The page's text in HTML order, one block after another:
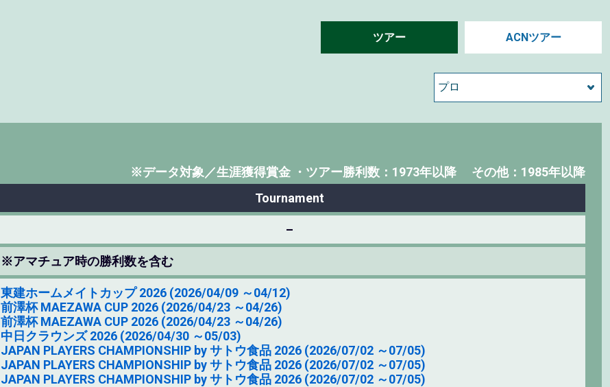
ツアー ACNツアー
※データ対象／生涯獲得賞金 ・ ツアー勝利数：1973年以降
その他：1985年以降
Tournament
–
※アマチュア時の勝利数を含む
東建ホームメイトカップ 2026 (2026/04/09 ～04/12)
前澤杯 MAEZAWA CUP 2026 (2026/04/23 ～04/26)
前澤杯 MAEZAWA CUP 2026 (2026/04/23 ～04/26)
中日クラウンズ 2026 (2026/04/30 ～05/03)
JAPAN PLAYERS CHAMPIONSHIP by サトウ食品 2026 (2026/07/02 ～07/05)
JAPAN PLAYERS CHAMPIONSHIP by サトウ食品 2026 (2026/07/02 ～07/05)
JAPAN PLAYERS CHAMPIONSHIP by サトウ食品 2026 (2026/07/02 ～07/05)